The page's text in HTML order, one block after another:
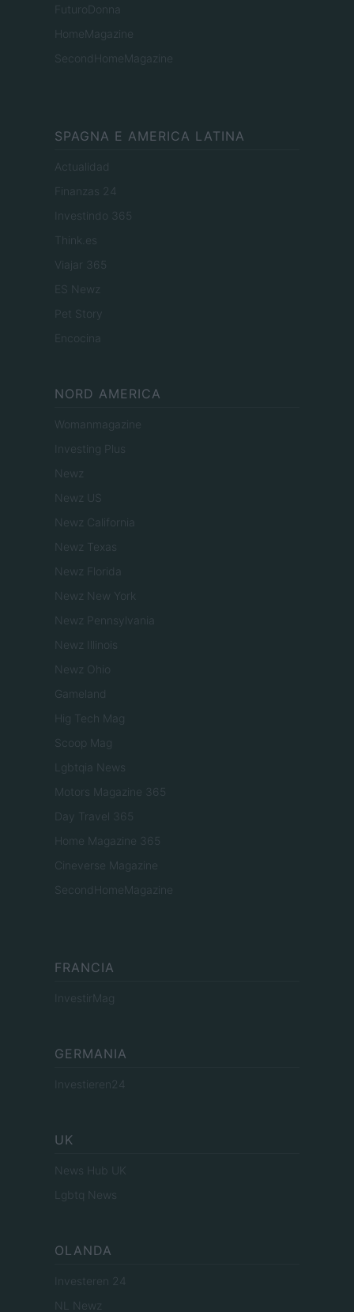
FuturoDonna
HomeMagazine
SecondHomeMagazine
SPAGNA E AMERICA LATINA
Actualidad
Finanzas 24
Investindo 365
Think.es
Viajar 365
ES Newz
Pet Story
Encocina
NORD AMERICA
Womanmagazine
Investing Plus
Newz
Newz US
Newz California
Newz Texas
Newz Florida
Newz New York
Newz Pennsylvania
Newz Illinois
Newz Ohio
Gameland
Hig Tech Mag
Scoop Mag
Lgbtqia News
Motors Magazine 365
Day Travel 365
Home Magazine 365
Cineverse Magazine
SecondHomeMagazine
FRANCIA
InvestirMag
GERMANIA
Investieren24
UK
News Hub UK
Lgbtq News
OLANDA
Investeren 24
NL Newz